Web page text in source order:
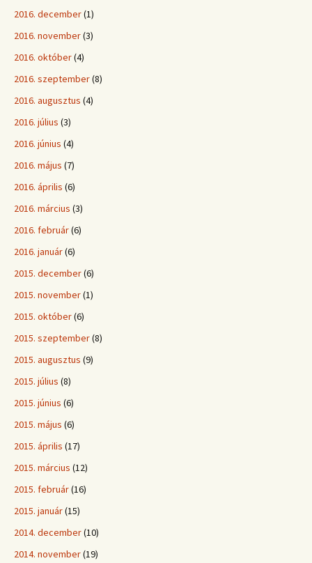
2016. december(1)
2016. november(3)
2016. október(4)
2016. szeptember(8)
2016. augusztus (4)
2016. július (3)
2016. június (4)
2016. május (7)
2016. április (6)
2016. március (3)
2016. február(6)
2016. január(6)
2015. december(6)
2015. november(1)
2015. október(6)
2015. szeptember(8)
2015. augusztus (9)
2015. július (8)
2015. június (6)
2015. május (6)
2015. április (17)
2015. március (12)
2015. február(16)
2015. január(15)
2014. december(10)
2014. november(19)